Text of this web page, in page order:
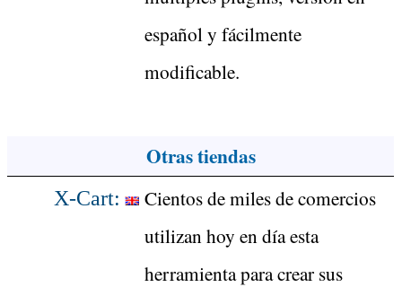
español y fácilmente
modificable.
Otras tiendas
X-Cart:
Cientos de miles de comercios
utilizan hoy en día esta
herramienta para crear sus